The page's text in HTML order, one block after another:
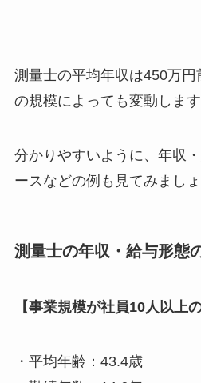
測量士の平均年収は450万
の規模によっても変動します
分かりやすいように、年収
ースなどの例も見てみましょ
測量士の年収・給与形態
【事業規模が社員10人以上の
・平均年齢：43.4歳